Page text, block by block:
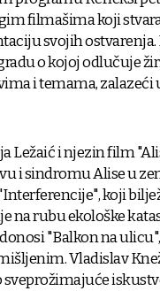
filmašima koji
svojih
o kojoj odlučuje
i temama, zalazeći
Ležaić i njezin film
i sindromu Alise u
koji
na rubu ekološke
"Balkon na
Vladislav